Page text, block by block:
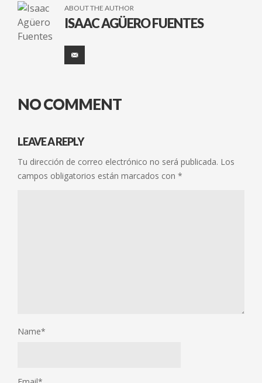
ABOUT THE AUTHOR
ISAAC AGÜERO FUENTES
NO COMMENT
LEAVE A REPLY
Tu dirección de correo electrónico no será publicada. Los
campos obligatorios están marcados con *
Name*